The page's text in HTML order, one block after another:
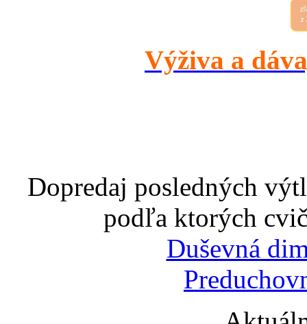
Výživa a
Dopredaj posledných
podľa ktorých
Duševná